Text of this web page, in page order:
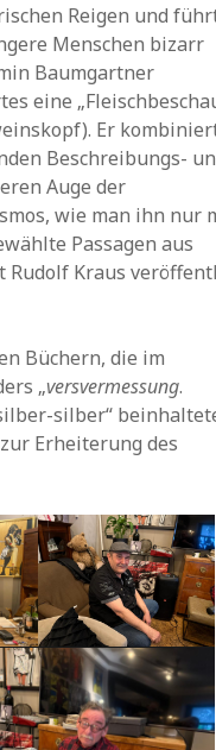
Reigen und
Menschen bizarr
Baumgartner
eine
Er
Beschreibungs-
Auge der
wie man ihn nur
Passagen aus
Rudolf Kraus
Büchern, die im
„versvermessung.
silber“
Erheiterung des